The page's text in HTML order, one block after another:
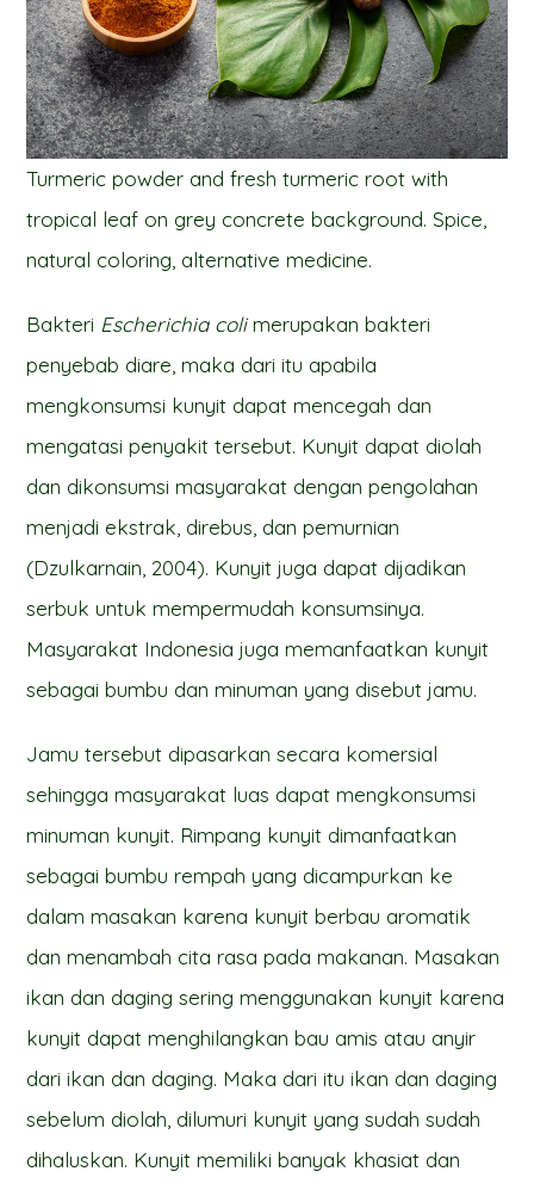
Turmeric powder and fresh turmeric root with
tropical leaf on grey concrete background. Spice,
natural coloring, alternative medicine.
Bakteri Escherichia colimerupakan bakteri
penyebab diare, maka dari itu apabila
mengkonsumsi kunyit dapat mencegah dan
mengatasi penyakit tersebut. Kunyit dapat diolah
dan dikonsumsi masyarakat dengan pengolahan
menjadi ekstrak, direbus, dan pemurnian
(Dzulkarnain, 2004). Kunyit juga dapat dijadikan
serbuk untuk mempermudah konsumsinya.
Masyarakat Indonesia juga memanfaatkan kunyit
sebagai bumbu dan minuman yang disebut jamu.
Jamu tersebut dipasarkan secara komersial
sehingga masyarakat luas dapat mengkonsumsi
minuman kunyit. Rimpang kunyit dimanfaatkan
sebagai bumbu rempah yang dicampurkan ke
dalam masakan karena kunyit berbau aromatik
dan menambah cita rasa pada makanan. Masakan
ikan dan daging sering menggunakan kunyit karena
kunyit dapat menghilangkan bau amis atau anyir
dari ikan dan daging. Maka dari itu ikan dan daging
sebelum diolah, dilumuri kunyit yang sudah sudah
dihaluskan. Kunyit memiliki banyak khasiat dan